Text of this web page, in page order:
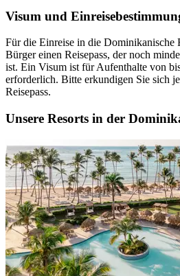
Visum und
Für die Einreise in die Dominikanische
Bürger einen Reisepass, der noch
ist. Ein Visum ist für Aufenthalte von
erforderlich. Bitte erkundigen Sie sich
Reisepass.
Unsere Resorts in der